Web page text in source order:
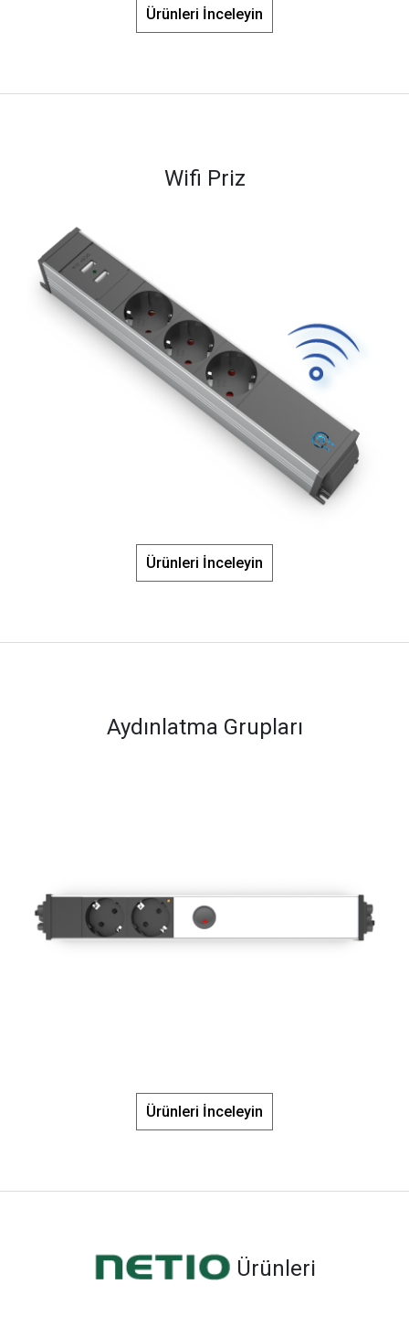
Ürünleri İnceleyin
Wifi Priz
Ürünleri İnceleyin
Aydınlatma Grupları
Ürünleri İnceleyin
Ürünleri